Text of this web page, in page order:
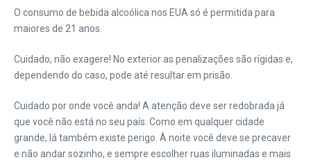
O consumo de bebida alcoólica nos EUA só é permitida para
maiores de 21 anos.
Cuidado, não exagere! No exterior as penalizações são rígidas e,
dependendo do caso, pode até resultar em prisão.
Cuidado por onde você anda! A atenção deve ser redobrada já
que você não está no seu país. Como em qualquer cidade
grande, lá também existe perigo. À noite você deve se precaver
e não andar sozinho, e sempre escolher ruas iluminadas e mais